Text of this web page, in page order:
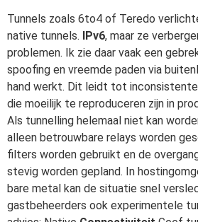
Tunnels zoals 6to4 of Teredo
native tunnels. IPv6, maar ze
problemen. Ik zie daar vaak een
spoofing en vreemde paden via
hand werkt. Dit leidt tot
die moeilijk te reproduceren zijn in
Als tunnelling helemaal niet kan
alleen betrouwbare relays worden
filters worden gebruikt en de
stevig worden gepland. In
bare metal kan de situatie snel
gastbeheerders ook experimentele